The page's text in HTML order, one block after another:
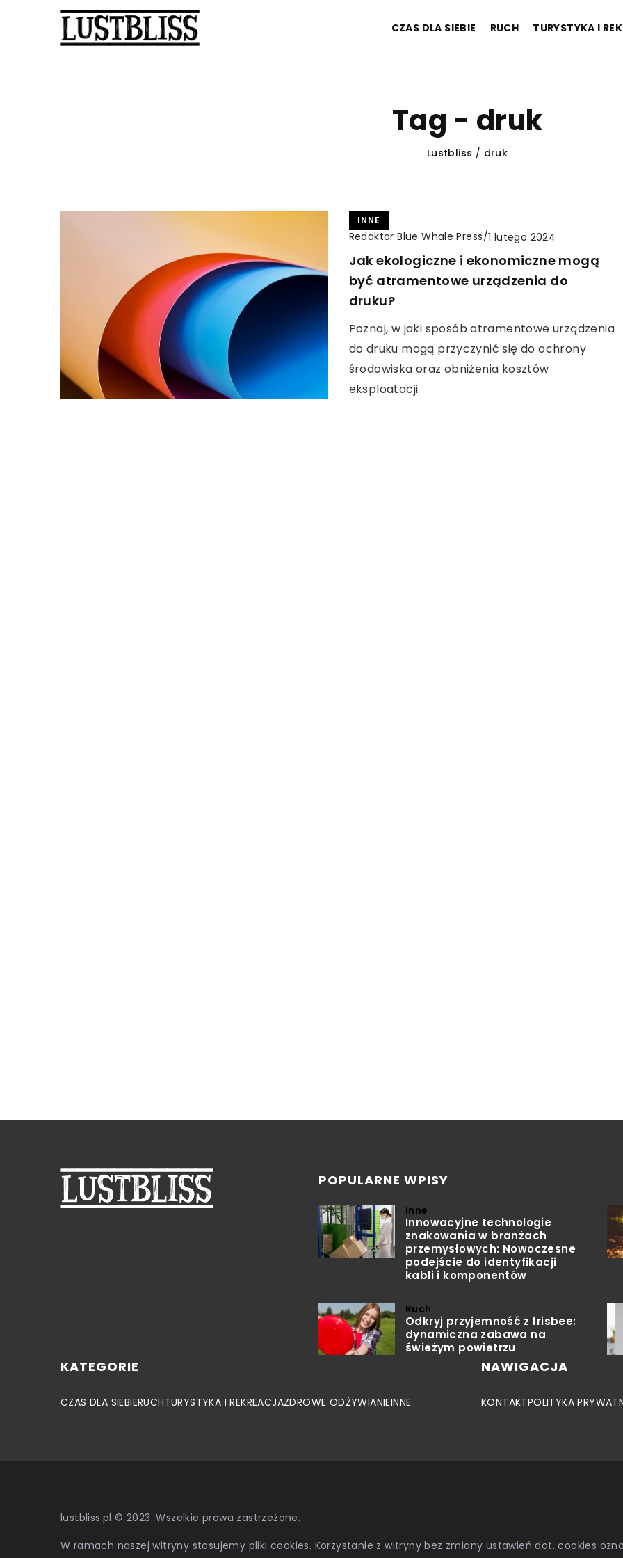
CZAS DLA SIEBIE RUCH TURYSTYKA I
Tag - druk
Lustbliss / druk
INNE
Redaktor Blue Whale Press/1 lutego 2024
Jak ekologiczne i ekonomiczne mogą
być atramentowe urządzenia do
druku?
Poznaj, w jaki sposób atramentowe urządzenia
do druku mogą przyczynić się do ochrony
środowiska oraz obniżenia kosztów
eksploatacji.
POPULARNE WPISY
Inne
Innowacyjne technologie
znakowania w branżach
przemysłowych: Nowoczesne
podejście do identyfikacji
kabli i komponentów
Ruch
Odkryj przyjemność z frisbee:
dynamiczna zabawa na
świeżym powietrzu
KATEGORIE
CZAS DLA SIEBIERUCHTURYSTYKA I REKREACJAZDROWE ODŻYWIANIEINNE
NAWIGACJA
KONTAKTPOLITYKA
lustbliss.pl © 2023. Wszelkie prawa zastrzeżone.
W ramach naszej witryny stosujemy pliki cookies. Korzystanie z witryny bez zmiany ustawień dot. cookies